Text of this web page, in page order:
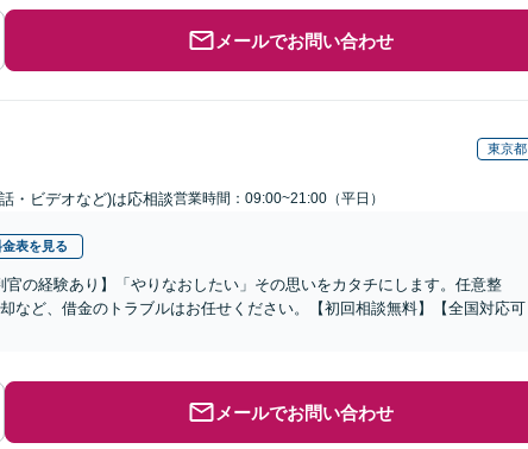
メールでお問い合わせ
東京都
・ビデオなど)は応相談営業時間：09:00~21:00（平日）
金表を見る
官の経験あり】「やりなおしたい」その思いをカタチにします。任意整
など、借金のトラブルはお任せください。【初回相談無料】【全国対応可
メールでお問い合わせ